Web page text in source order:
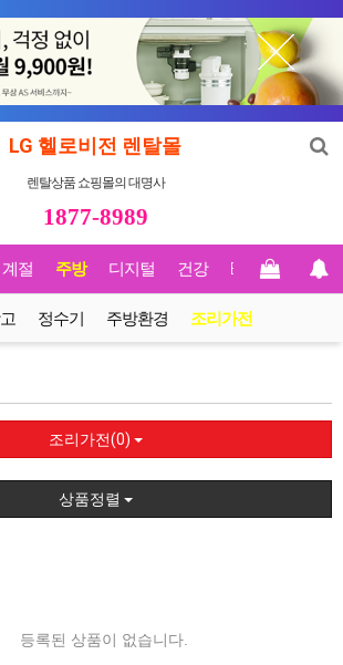
LG 헬로비전 렌탈몰
렌탈상품 쇼핑몰의 대명사
1877-8989
계절 주방 디지털 건강 Biz렌탈
정수기 주방환경 조리가전
조리가전(0)
상품정렬
등록된 상품이 없습니다.